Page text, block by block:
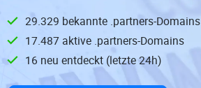
29.329 bekannte .partners-Domains
17.487 aktive .partners-Domains
16 neu entdeckt (letzte 24h)